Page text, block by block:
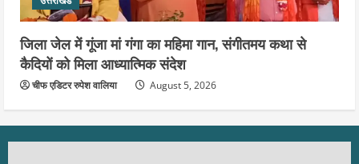
जिला जेल में गूंजा मां गंगा का महिमा गान, संगीतमय कथा से
कैदियों को मिला आध्यात्मिक संदेश
चीफ एडिटर रुपेश वालिया August 5, 2026